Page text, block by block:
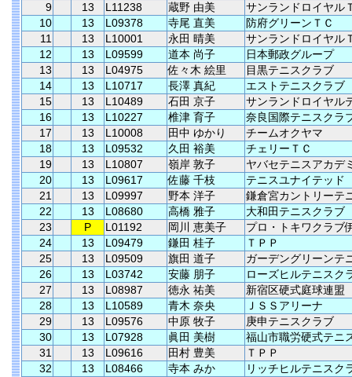
9
13 L11238 蔵野 由美
サンランドロイヤル
10
13 L09378 寺尾 直美
防府グリーンＴＣ
11
13 L10001 永田 晴美
サンランドロイヤル
12
13 L09599 道本 尚子
日本郵政グループ
13
13 L04975 佐々木 絵里
目黒テニスクラブ
14
13 L10717 長澤 真紀
エストテニスクラブ
15
13 L10489 石田 京子
サンランドロイヤル
16
13 L10227 椎津 育子
奈良国際テニスクラ
17
13 L10008 田中 ゆかり
チームオクヤマ
18
13 L09532 久田 裕美
チェリーＴＣ
19
13 L10807 嶺岸 敦子
ヤバセテニスアカデ
20
13 L09617 佐藤 千枝
テニスユナイテッド
21
13 L09997 野本 洋子
鎌倉宮カントリーテ
22
13 L08680 高橋 雅子
大和田テニスクラブ
23
P L01192 岡川 恵美子
プロ・トキワクラブ
24
13 L09479 鎌田 桂子
ＴＰＰ
25
13 L09509 旗田 道子
ガーデングリーンテ
26
13 L03742 安藤 朋子
ローズヒルテニスク
27
13 L08987 徳永 祐美
新宿区硬式庭球連盟
28
13 L10589 青木 奈央
ＪＳＳアリーナ
29
13 L09576 中原 牧子
庚申テニスクラブ
30
13 L07928 眞田 美樹
福山市職労硬式テニ
31
13 L09616 田村 豊美
ＴＰＰ
32
13 L08466 寺本 みか
リッチヒルテニスク